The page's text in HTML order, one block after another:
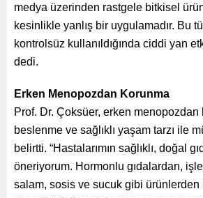
medya üzerinden rastgele bitkisel
kesinlikle yanlış bir uygulamadır. Bu
kontrolsüz kullanıldığında ciddi yan
dedi.
Erken Menopozdan Korunma
Prof. Dr. Çoksüer, erken menopozdan
beslenme ve sağlıklı yaşam tarzı ile
belirtti. “Hastalarımın sağlıklı, doğal
öneriyorum. Hormonlu gıdalardan,
salam, sosis ve sucuk gibi ürünlerden